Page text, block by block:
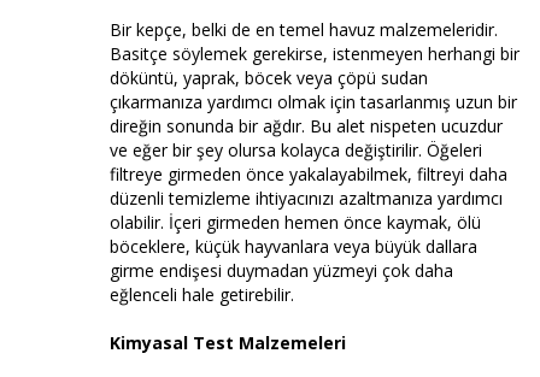
Bir kepçe, belki de en temel havuz malzemeleridir.
Basitçe söylemek gerekirse, istenmeyen herhangi bir
döküntü, yaprak, böcek veya çöpü sudan
çıkarmanıza yardımcı olmak için tasarlanmış uzun bir
direğin sonunda bir ağdır. Bu alet nispeten ucuzdur
ve eğer bir şey olursa kolayca değiştirilir. Öğeleri
filtreye girmeden önce yakalayabilmek, filtreyi daha
düzenli temizleme ihtiyacınızı azaltmanıza yardımcı
olabilir. İçeri girmeden hemen önce kaymak, ölü
böceklere, küçük hayvanlara veya büyük dallara
girme endişesi duymadan yüzmeyi çok daha
eğlenceli hale getirebilir.
Kimyasal Test Malzemeleri